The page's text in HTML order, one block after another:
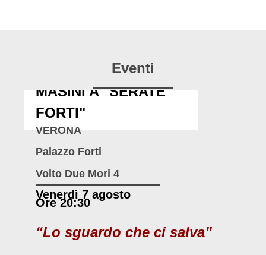
Eventi
MASINI A "SERATE
FORTI"
VERONA
Palazzo Forti
Volto Due Mori 4
Venerdì 7 agosto
Ore 20:30
“Lo sguardo che ci salva”